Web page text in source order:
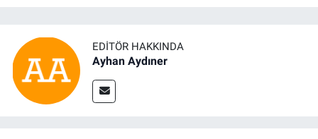
EDITÖR HAKKINDA
Ayhan Aydıner